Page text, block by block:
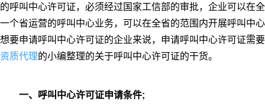
的呼叫中心许可证，必须经过国家工信部的审批，企业可以在
一个省运营的呼叫中心业务，可以在全省的范围内开展呼叫中
想要申请呼叫中心许可证的企业来说，申请呼叫中心许可证需
资质代理的小编整理的关于呼叫中心许可证的干货。
一、呼叫中心许可证申请条件;